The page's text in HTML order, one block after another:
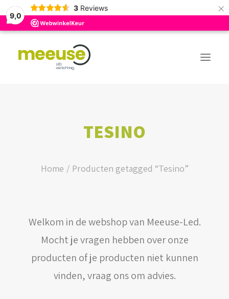
9,0
3 Reviews ×
BUDGET ASSORTIMENT
WEBSHOP
LOGIN / REGISTER
WINKELWAGEN
TESINO
Home Producten getagged “Tesino”
Welkom in de webshop van Meeuse-Led.
Mocht je vragen hebben over onze
producten of je producten niet kunnen
vinden, vraag ons om advies.